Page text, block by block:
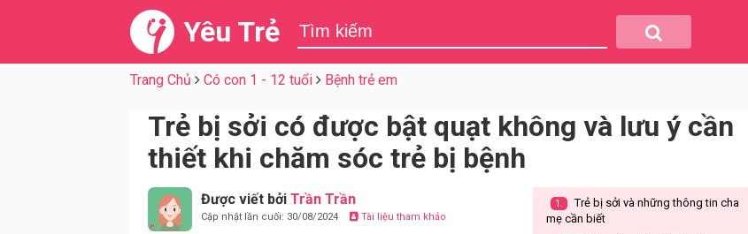
Yêu Trẻ
Trang Chủ Có con 1 - 12 tuổi Bệnh trẻ em
Trẻ bị sởi có được bật quạt không và lưu ý cần
thiết khi chăm sóc trẻ bị bệnh
Được viết bởi Trần Trần
Cập nhật lần cuối: 30/08/2024 Tài liệu tham khảo
1.
Trẻ bị sởi và những thông tin cha
mẹ cần biết